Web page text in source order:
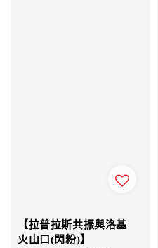
【拉普拉斯共振與洛基
火山口(閃粉)】